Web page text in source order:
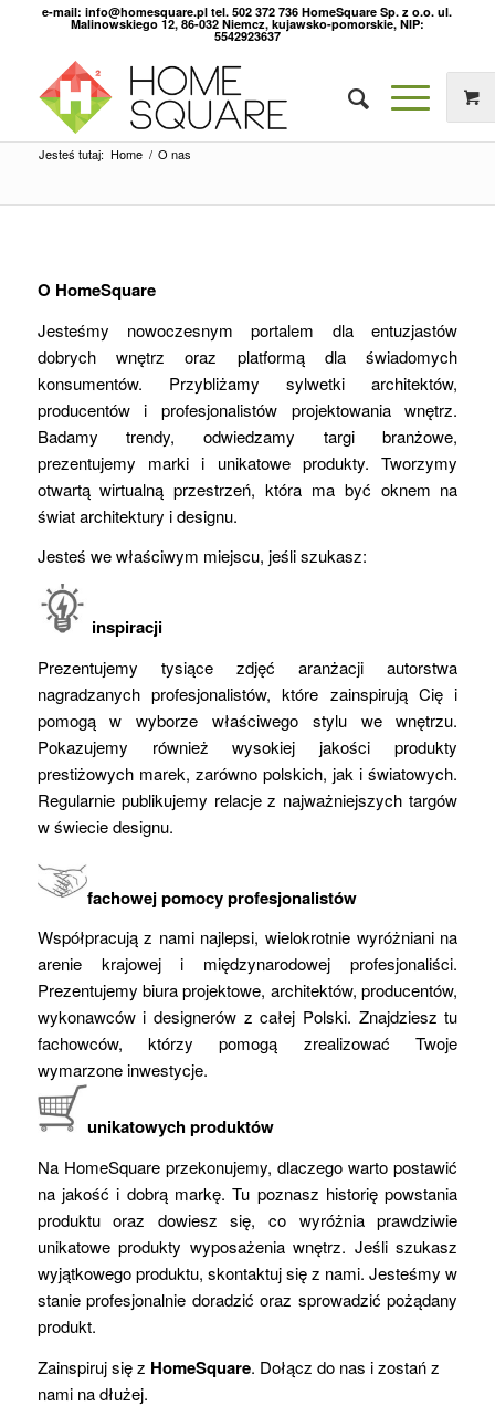
e-mail: info@homesquare.pl tel. 502 372 736 HomeSquare Sp. z o.o. ul.
Malinowskiego 12, 86-032 Niemcz, kujawsko-pomorskie, NIP:
5542923637
Jesteś tutaj: Home / O nas
O HomeSquare
Jesteśmy nowoczesnym portalem dla entuzjastów
dobrych wnętrz oraz platformą dla świadomych
konsumentów. Przybliżamy sylwetki architektów,
producentów i profesjonalistów projektowania wnętrz.
Badamy trendy, odwiedzamy targi branżowe,
prezentujemy marki i unikatowe produkty. Tworzymy
otwartą wirtualną przestrzeń, która ma być oknem na
świat architektury i designu.
Jesteś we właściwym miejscu, jeśli szukasz:
inspiracji
Prezentujemy tysiące zdjęć aranżacji autorstwa
nagradzanych profesjonalistów, które zainspirują Cię i
pomogą w wyborze właściwego stylu we wnętrzu.
Pokazujemy również wysokiej jakości produkty
prestiżowych marek, zarówno polskich, jak i światowych.
Regularnie publikujemy relacje z najważniejszych targów
w świecie designu.
fachowej pomocy profesjonalistów
Współpracują z nami najlepsi, wielokrotnie wyróżniani na
arenie krajowej i międzynarodowej profesjonaliści.
Prezentujemy biura projektowe, architektów, producentów,
wykonawców i designerów z całej Polski. Znajdziesz tu
fachowców, którzy pomogą zrealizować Twoje
wymarzone inwestycje.
unikatowych produktów
Na HomeSquare przekonujemy, dlaczego warto postawić
na jakość i dobrą markę. Tu poznasz historię powstania
produktu oraz dowiesz się, co wyróżnia prawdziwie
unikatowe produkty wyposażenia wnętrz. Jeśli szukasz
wyjątkowego produktu, skontaktuj się z nami. Jesteśmy w
stanie profesjonalnie doradzić oraz sprowadzić pożądany
produkt.
Zainspiruj się z HomeSquare. Dołącz do nas i zostań z
nami na dłużej.